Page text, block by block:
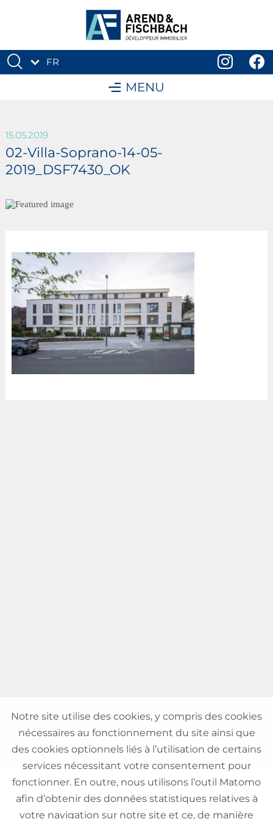
FR
MENU
15.05.2019
02-Villa-Soprano-14-05-
2019_DSF7430_OK
VENTE
Maisons
Notre site utilise des cookies, y compris des cookies
nécessaires au fonctionnement du site ainsi que
des cookies optionnels liés à l’utilisation de certains
services nécessitant votre consentement pour
fonctionner. En outre, nous utilisons l’outil Matomo
afin d’obtenir des données statistiques relatives à
votre navigation sur notre site et ce, de manière